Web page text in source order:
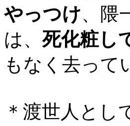
やっつけ、隈
は、死化粧し
もなく去っ
＊渡世人とし